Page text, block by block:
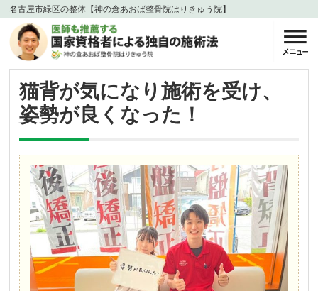
名古屋市緑区の整体【神の倉あおば整骨院はりきゅう院】
猫背が気になり施術を受け、
姿勢が良くなった！